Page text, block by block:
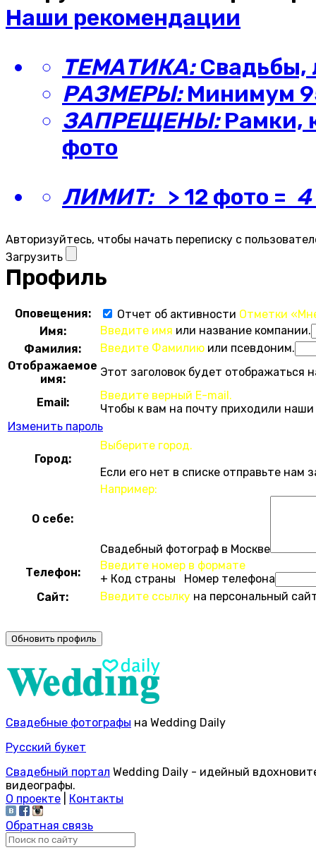
Наши рекомендации
ТЕМАТИКА:Свадьбы,
РАЗМЕРЫ:Минимум
ЗАПРЕЩЕНЫ:Рамки,
фото
ЛИМИТ:> 12 фото = 4
Авторизуйтесь, чтобы начать переписку с
Загрузить
Профиль
Оповещения: Отчет об активности Отметки
Имя:
Введите имя или название компании.
Фамилия:
Введите Фамилию или псевдоним.
Отображаемое
имя:
Этот заголовок будет отображаться
Email:
Введите верный E-mail.
Чтобы к вам на почту приходили
Изменить пароль
Город:
Выберите город.
Если его нет в списке отправьте нам
О себе:
Например:
Свадебный фотограф в Москве
Телефон:
Введите номер в формате
+ Код страны Номер телефона
Сайт:
Введите ссылку на персональный
Свадебные фотографы на Wedding Daily
Русский букет
Свадебный портал Wedding Daily - идейный
видеографы.
О проекте
Контакты
Обратная связь